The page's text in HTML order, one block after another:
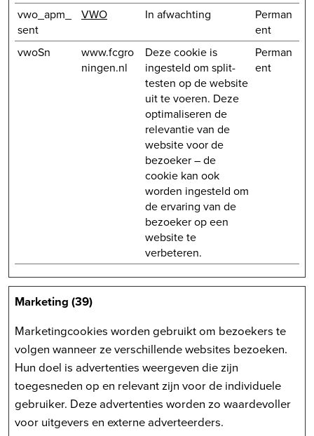
vwo_apm_
sent
VWO In afwachting
Perman
ent
vwoSn
www.fcgro
ningen.nl
Deze cookie is
ingesteld om split-
testen op de website
uit te voeren. Deze
optimaliseren de
relevantie van de
website voor de
bezoeker – de
cookie kan ook
worden ingesteld om
de ervaring van de
bezoeker op een
website te
verbeteren.
Perman
ent
Marketing (39)
Marketingcookies worden gebruikt om bezoekers te
volgen wanneer ze verschillende websites bezoeken.
Hun doel is advertenties weergeven die zijn
toegesneden op en relevant zijn voor de individuele
gebruiker. Deze advertenties worden zo waardevoller
voor uitgevers en externe adverteerders.